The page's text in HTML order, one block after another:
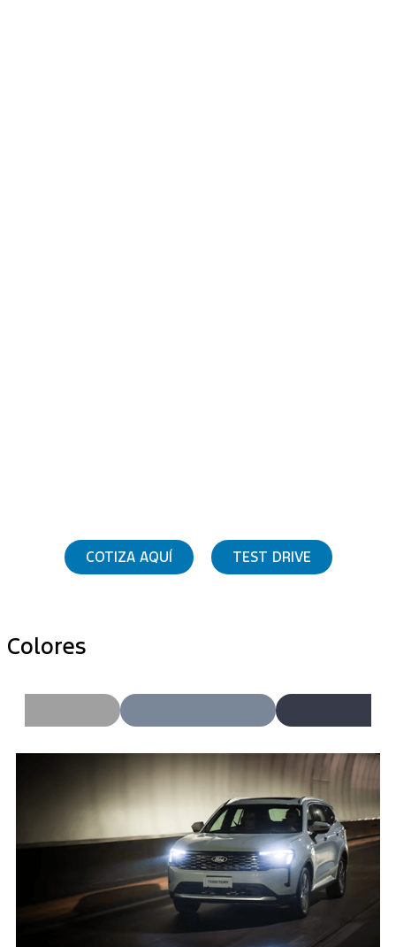
COTIZA AQUÍ TEST DRIVE
Colores